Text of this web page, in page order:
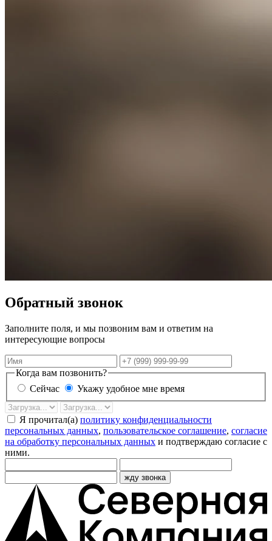
Обратный звонок
Заполните поля, и мы позвоним вам и ответим на
интересующие вопросы
Имя
Телефон
Когда вам позвонить?
Сейчас
Укажу удобное мне время
Дата
звонка
Время
Я прочитал(а) политику конфиденциальности
персональных данных, пользовательское соглашение, согласие
на обработку персональных данных и подтверждаю согласие с
ними.
жду звонка